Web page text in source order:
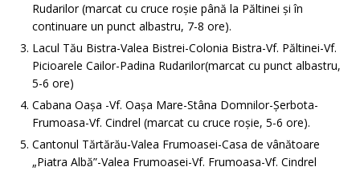
Rudarilor (marcat cu cruce roșie până la Păltinei și în
continuare un punct albastru, 7-8 ore).
Lacul Tău Bistra-Valea Bistrei-Colonia Bistra-Vf. Păltinei-Vf.
Picioarele Cailor-Padina Rudarilor(marcat cu punct albastru,
5-6 ore)
Cabana Oașa -Vf. Oașa Mare-Stâna Domnilor-Șerbota-
Frumoasa-Vf. Cindrel (marcat cu cruce roșie, 5-6 ore).
Cantonul Tărtărău-Valea Frumoasei-Casa de vânătoare
„Piatra Albă”-Valea Frumoasei-Vf. Frumoasa-Vf. Cindrel